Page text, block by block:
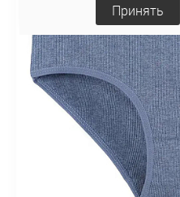
Принять